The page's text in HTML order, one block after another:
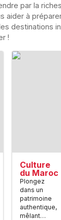
par la
aider à
destinations
!
Culture
du Maroc
Plongez
dans un
patrimoine
authentique,
mêlant